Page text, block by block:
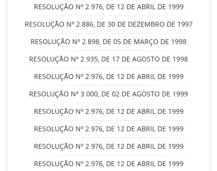
RESOLUÇÃO Nº 2.976, DE 12 DE ABRIL DE 1999
RESOLUÇÃO Nº 2.886, DE 30 DE DEZEMBRO DE 1997
RESOLUÇÃO Nº 2.898, DE 05 DE MARÇO DE 1998
RESOLUÇÃO Nº 2.935, DE 17 DE AGOSTO DE 1998
RESOLUÇÃO Nº 2.976, DE 12 DE ABRIL DE 1999
RESOLUÇÃO Nº 3.000, DE 02 DE AGOSTO DE 1999
RESOLUÇÃO Nº 2.976, DE 12 DE ABRIL DE 1999
RESOLUÇÃO Nº 2.976, DE 12 DE ABRIL DE 1999
RESOLUÇÃO Nº 2.976, DE 12 DE ABRIL DE 1999
RESOLUÇÃO Nº 2.976, DE 12 DE ABRIL DE 1999